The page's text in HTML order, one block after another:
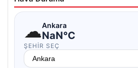
☁Ankara
NaN°C
ŞEHIR SEÇ